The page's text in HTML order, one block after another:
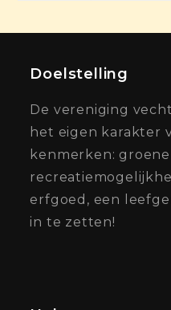
Doelstelling
De vereniging
het eigen karakter
kenmerken:
erfgoed, een
in te zetten!